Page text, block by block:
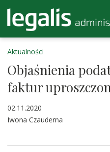
Aktualności
Objaśnienia
faktur
02.11.2020
Iwona Czauderna